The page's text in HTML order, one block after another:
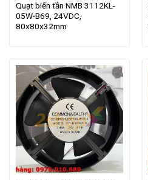
Quạt biến tần NMB 3112KL-
05W-B69, 24VDC,
80x80x32mm